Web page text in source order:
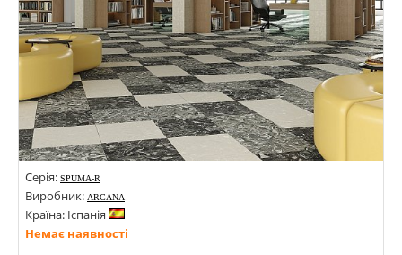
Серія: SPUMA-R
Виробник: ARCANA
Країна: Іспанія
Немає наявності